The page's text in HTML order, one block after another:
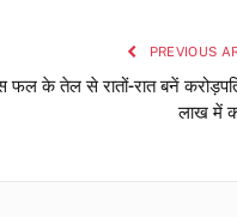
PREVIOUS
के तेल से रातों-रात बनें
लाख में